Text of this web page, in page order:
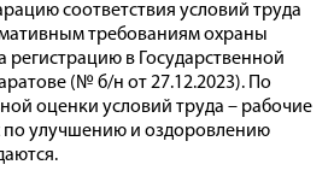
соответствия условий труда
требованиям охраны
регистрацию в Государственной
(№ б/н от 27.12.2023). По
оценки условий труда – рабочие
по улучшению и оздоровлению